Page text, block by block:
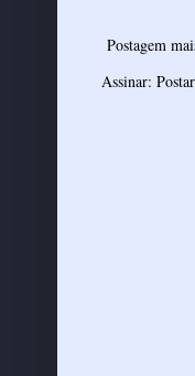
Postagem
Assinar: